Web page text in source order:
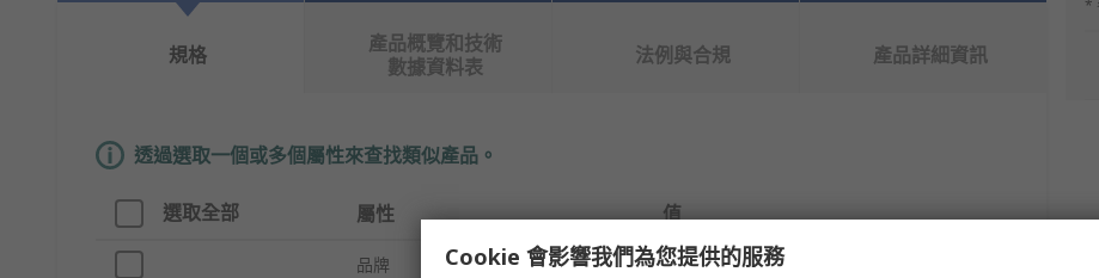
*
規格
產品概覽和技術
數據資料表
法例與合規 產品詳細資訊
透過選取一個或多個屬性來查找類似產品。
選取全部 屬性 值
品牌 Virax
Cookie 會影響我們為您提供的服務